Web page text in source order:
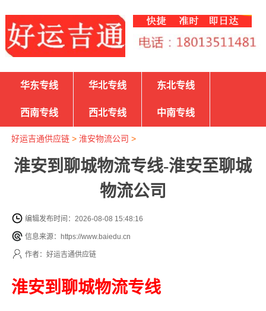
华东专线 华北专线 东北专线
西南专线 西北专线 中南专线
好运吉通供应链> 淮安物流公司 >
淮安到聊城物流专线-淮安至聊城
物流公司
编辑发布时间：2026-08-08 15:48:16
信息来源：https://www.baiedu.cn
作者：好运吉通供应链
淮安到聊城物流专线